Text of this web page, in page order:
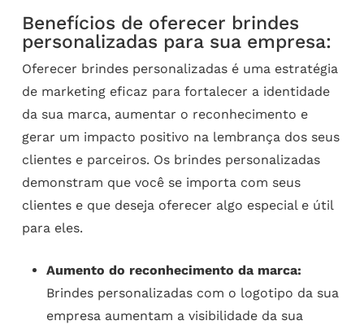
Benefícios de oferecer brindes
personalizadas para sua empresa:
Oferecer brindes personalizadas é uma estratégia
de marketing eficaz para fortalecer a identidade
da sua marca, aumentar o reconhecimento e
gerar um impacto positivo na lembrança dos seus
clientes e parceiros. Os brindes personalizadas
demonstram que você se importa com seus
clientes e que deseja oferecer algo especial e útil
para eles.
Aumento do reconhecimento da marca:
Brindes personalizadas com o logotipo da sua
empresa aumentam a visibilidade da sua